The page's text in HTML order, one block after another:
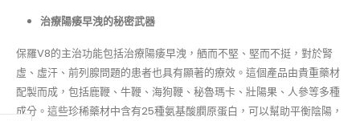
治療陽痿早洩的秘密武器
保羅V8的主治功能包括治療陽痿早洩，舾而不堅、堅而不挺，對於腎
虛、虛汗、前列腺問題的患者也具有顯著的療效。這個產品由貴重藥材
配製而成，包括鹿鞭、牛鞭、海狗鞭、秘魯瑪卡、壯陽果、人參等多種
成分。這些珍稀藥材中含有25種氨基酸膶原蛋白，可以幫助平衡陰陽，